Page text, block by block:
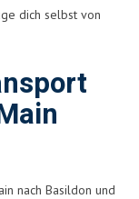
dich selbst von
nach Basildon und